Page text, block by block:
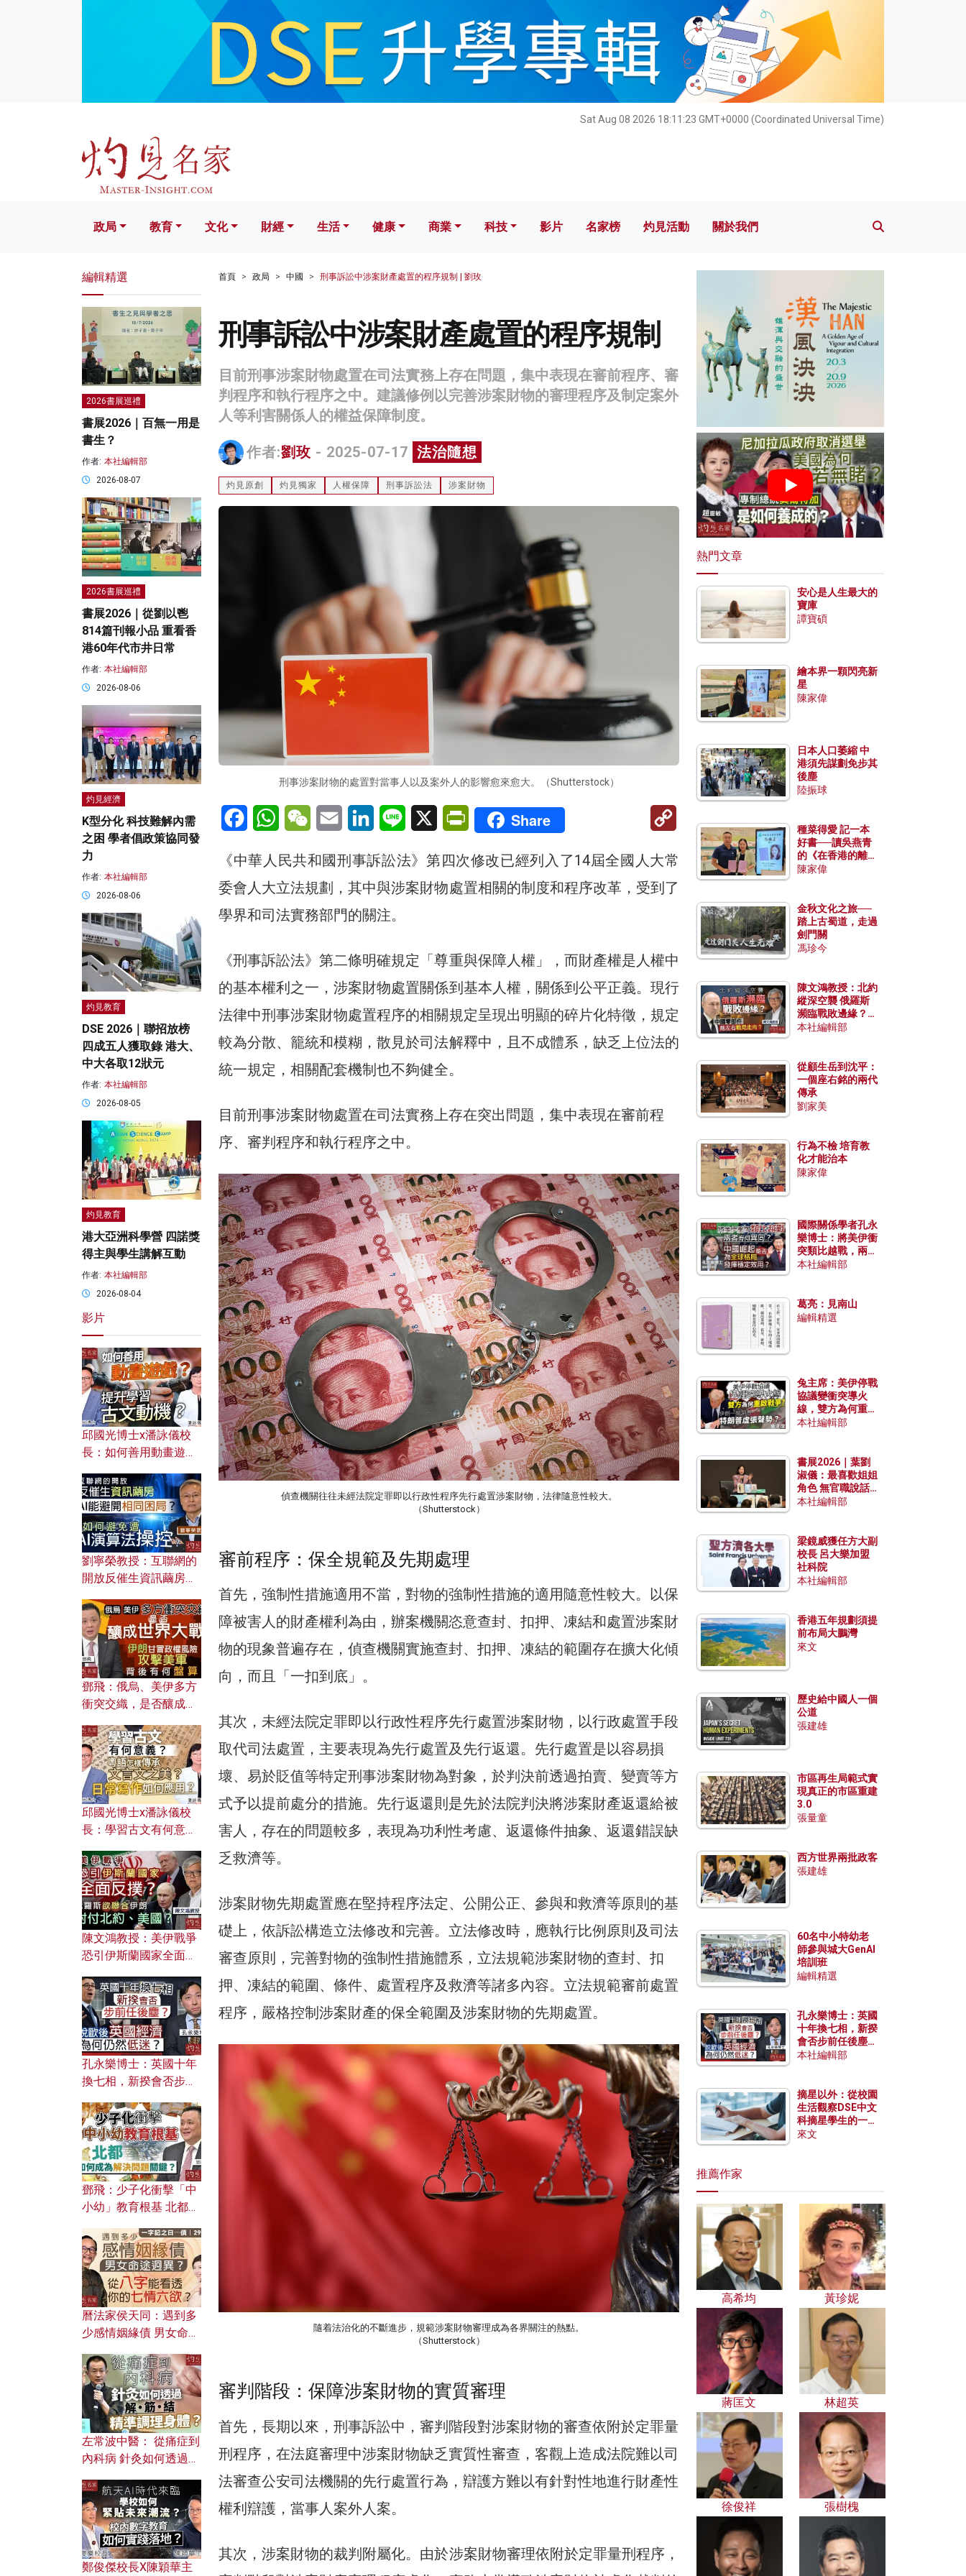
Sat Aug 08 2026 18:11:25 GMT+0000 (Coordinated Universal Time)
文化 財經 生活 健康 科技 影片 名家榜 灼見活動 關於我們
政局 教育 文化 財經 生活 健康 商業 科技 影片 名家榜 灼見活動 關於我們
首頁 政局 中國 刑事訴訟中涉案財產處置的程序規制 | 劉玫
刑事訴訟中涉案財產處置的程序規制
目前刑事涉案財物處置在司法實務上存在問題，集中表現在審前程序、審
判程序和執行程序之中。建議修例以完善涉案財物的審理程序及制定案外
人等利害關係人的權益保障制度。
作者:劉玫 - 2025-07-17 法治隨想
灼見原創 灼見獨家 人權保障 刑事訴訟法 涉案財物
刑事涉案財物的處置對當事人以及案外人的影響愈來愈大。（Shutterstock）
FacebookWhatsAppWeChatEmail LinkedInLine X PrintFriendly
Share
《中華人民共和國刑事訴訟法》第四次修改已經列入了14屆全國人大常
委會人大立法規劃，其中與涉案財物處置相關的制度和程序改革，受到了
學界和司法實務部門的關注。
《刑事訴訟法》第二條明確規定「尊重與保障人權」，而財產權是人權中
的基本權利之一，涉案財物處置關係到基本人權，關係到公平正義。現行
法律中刑事涉案財物處置程序的相關規定呈現出明顯的碎片化特徵，規定
較為分散、籠統和模糊，散見於司法解釋中，且不成體系，缺乏上位法的
統一規定，相關配套機制也不夠健全。
目前刑事涉案財物處置在司法實務上存在突出問題，集中表現在審前程
序、審判程序和執行程序之中。
偵查機關往往未經法院定罪即以行政性程序先行處置涉案財物，法律隨意性較大。
（Shutterstock）
審前程序：保全規範及先期處理
首先，強制性措施適用不當，對物的強制性措施的適用隨意性較大。以保
障被害人的財產權利為由，辦案機關恣意查封、扣押、凍結和處置涉案財
物的現象普遍存在，偵查機關實施查封、扣押、凍結的範圍存在擴大化傾
向，而且「一扣到底」。
其次，未經法院定罪即以行政性程序先行處置涉案財物，以行政處置手段
取代司法處置，主要表現為先行處置及先行返還。先行處置是以容易損
壞、易於貶值等特定刑事涉案財物為對象，於判決前透過拍賣、變賣等方
式予以提前處分的措施。先行返還則是先於法院判決將涉案財產返還給被
害人，存在的問題較多，表現為功利性考慮、返還條件抽象、返還錯誤缺
乏救濟等。
涉案財物先期處置應在堅持程序法定、公開公正、參與和救濟等原則的基
礎上，依訴訟構造立法修改和完善。立法修改時，應執行比例原則及司法
審查原則，完善對物的強制性措施體系，立法規範涉案財物的查封、扣
押、凍結的範圍、條件、處置程序及救濟等諸多內容。立法規範審前處置
程序，嚴格控制涉案財產的保全範圍及涉案財物的先期處置。
隨着法治化的不斷進步，規範涉案財物審理成為各界關注的熱點。
（Shutterstock）
審判階段：保障涉案財物的實質審理
首先，長期以來，刑事訴訟中，審判階段對涉案財物的審查依附於定罪量
刑程序，在法庭審理中涉案財物缺乏實質性審查，客觀上造成法院難以司
法審查公安司法機關的先行處置行為，辯護方難以有針對性地進行財產性
權利辯護，當事人案外人案。
其次，涉案財物的裁判附屬化。由於涉案財物審理依附於定罪量刑程序，
編輯精選
2026書展巡禮
書展2026｜百無一用是
書生？
作者: 本社編輯部
2026-08-07
2026書展巡禮
書展2026｜從劉以鬯
814篇刊報小品 重看香
港60年代市井日常
作者: 本社編輯部
2026-08-06
灼見經濟
K型分化 科技難解內需
之困 學者倡政策協同發
力
作者: 本社編輯部
2026-08-06
灼見教育
DSE 2026｜聯招放榜
四成五人獲取錄 港大、
中大各取12狀元
作者: 本社編輯部
2026-08-05
灼見教育
港大亞洲科學營 四諾獎
得主與學生講解互動
作者: 本社編輯部
2026-08-04
影片
邱國光博士x潘詠儀校
長：如何善用動畫遊戲
劉寧榮教授：互聯網的
開放反催生資訊繭房，
何避免遭AI演算法操
控？
鄧飛：俄烏、美伊多方
衝突交織，是否釀成世
風險攻擊美軍，背後有
何盤算？
邱國光博士x潘詠儀校
長：學習古文有何意
文之美？ 日常寫作如何
應用？
陳文鴻教授：美伊戰爭
恐引伊斯蘭國家全面反
對付北約美國？
孔永樂博士：英國十年
換七相，新揆會否步前
濟為何仍然低迷？
鄧飛：少子化衝擊「中
小幼」教育根基 北都如
曆法家侯天同：遇到多
少感情姻緣債 男女命途
的七情六欲？
左常波中醫： 從痛症到
內科病 針灸如何透過解
鄭俊傑校長X陳穎華主
熱門文章
安心是人生最大的
寶庫
譚寶碩
繪本界一顆閃亮新
星
陳家偉
日本人口萎縮 中
港須先謀劃免步其
後塵
陸振球
種菜得愛 記一本
好書──讀吳燕青
的《在香港的離島
種菜》
陳家偉
金秋文化之旅──
踏上古蜀道，走過
劍門關
馮珍今
陳文鴻教授：北約
縱深空襲 俄羅斯
瀕臨戰敗邊緣？中
國零部件能左右戰
本社編輯部
從顧生岳到沈平：
一個座右銘的兩代
傳承
劉家美
行為不檢 培育教
化才能治本
陳家偉
國際關係學者孔永
樂博士：將美伊衝
突類比越戰，兩者
有何異同？中國崛
本社編輯部
葛亮：見南山
編輯精選
兔主席：美伊停戰
協議變衝突導火
線，雙方為何重啟
戰爭？伊朗一早洞
本社編輯部
書展2026｜葉劉
淑儀：最喜歡姐姐
角色 無官職說話
包袱少
本社編輯部
梁鏡威獲任方大副
校長 呂大樂加盟
社科院
本社編輯部
香港五年規劃須提
前布局大鵬灣
來文
歷史給中國人一個
公道
張建雄
市區再生局範式實
現真正的市區重建
3.0
張量童
西方世界兩批政客
張建雄
60名中小特幼老
師參與城大GenAI
培訓班
編輯精選
孔永樂博士：英國
十年換七相，新揆
會否步前任後塵？
脫歐後英國經濟為
本社編輯部
摘星以外：從校園
生活觀察DSE中文
科摘星學生的一點
特質
來文
推薦作家
高希均 黃珍妮
蔣匡文 林超英
徐俊祥 張樹槐